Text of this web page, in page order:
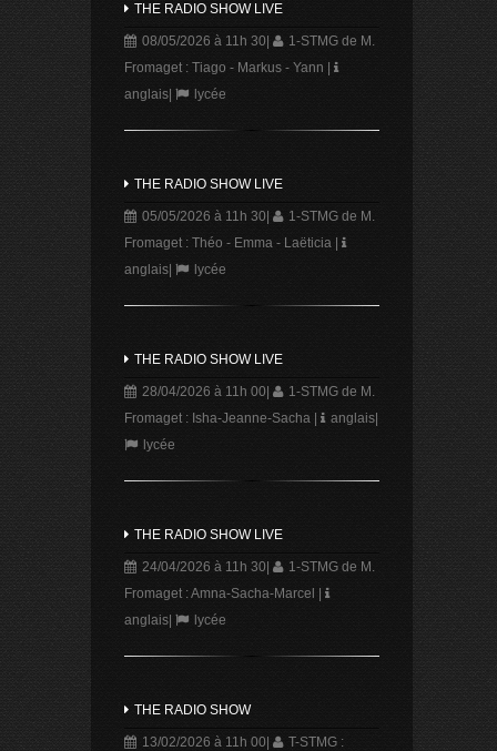
THE RADIO SHOW LIVE
08/05/2026 à 11h 30
1-STMG de M.
Fromaget : Tiago - Markus - Yann
anglais| lycée
THE RADIO SHOW LIVE
05/05/2026 à 11h 30
1-STMG de M.
Fromaget : Théo - Emma - Laëticia|
anglais| lycée
THE RADIO SHOW LIVE
28/04/2026 à 11h 00|
1-STMG de M.
Fromaget : Isha-Jeanne-Sacha| anglais|
lycée
THE RADIO SHOW LIVE
24/04/2026 à 11h 30
1-STMG de M.
Fromaget : Amna-Sacha-Marcel
anglais| lycée
THE RADIO SHOW
13/02/2026 à 11h 00
T-STMG :